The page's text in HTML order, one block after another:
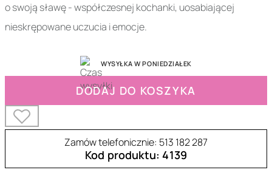
o swoją sławę - współczesnej kochanki, uosabiającej
nieskrępowane uczucia i emocje.
WYSYŁKA W PONIEDZIAŁEK
DODAJ DO KOSZYKA
Zamów telefonicznie: 513 182 287
Kod produktu: 4139